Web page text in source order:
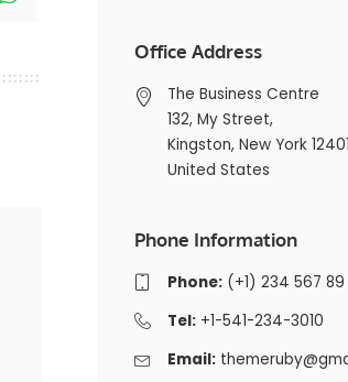
Office Address
The Business Centre
132, My Street,
Kingston, New York 12401
United States
Phone Information
Phone:(+1) 234 567 89
Tel:+1-541-234-3010
Email: